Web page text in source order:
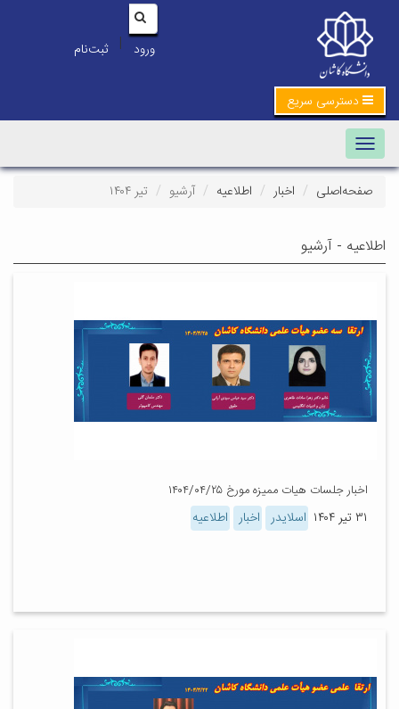
ورود | ثبت‌نام
دسترسی سریع
Toggle navigation
صفحه‌اصلی اخبار اطلاعیه آرشیو تیر ۱۴۰۴
اطلاعیه - آرشیو
اخبار جلسات هیات ممیزه مورخ ۱۴۰۴/۰۴/۲۵
۳۱ تیر ۱۴۰۴ اسلایدر اخبار اطلاعیه